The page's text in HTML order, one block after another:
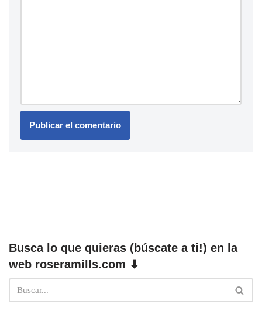
Busca lo que quieras (búscate a ti!) en la
web roseramills.com ⬇